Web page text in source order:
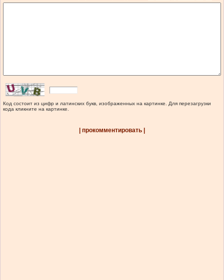
Код состоит из цифр и латинских букв, изображенных на картинке. Для перезагрузки
кода кликните на картинке.
| прокомментировать |